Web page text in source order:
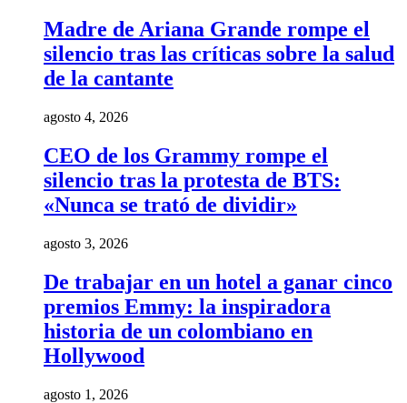
Madre de Ariana Grande rompe el
silencio tras las críticas sobre la salud
de la cantante
agosto 4, 2026
CEO de los Grammy rompe el
silencio tras la protesta de BTS:
«Nunca se trató de dividir»
agosto 3, 2026
De trabajar en un hotel a ganar cinco
premios Emmy: la inspiradora
historia de un colombiano en
Hollywood
agosto 1, 2026